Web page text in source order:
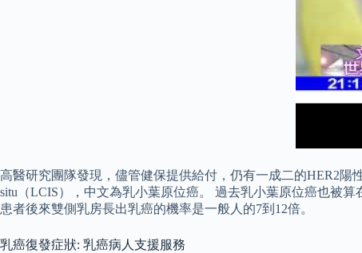
高醫研究團隊發現，儘管健保提供給付，仍有一成二的HER2陽
situ（LCIS），中文為乳小葉原位癌。 過去乳小葉原位癌也被
患者後來雙側乳房長出乳癌的機率是一般人的7到12倍。
乳癌復發症狀: 乳癌病人支援服務